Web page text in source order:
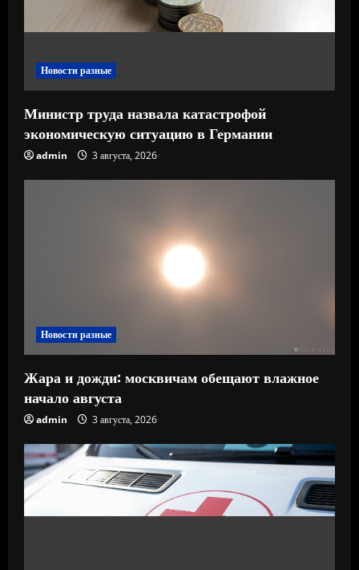
и
Новости разные
Министр труда назвала катастрофой
экономическую ситуацию в Германии
admin 3 августа, 2026
Новости разные
Жара и дожди: москвичам обещают влажное
начало августа
admin 3 августа, 2026